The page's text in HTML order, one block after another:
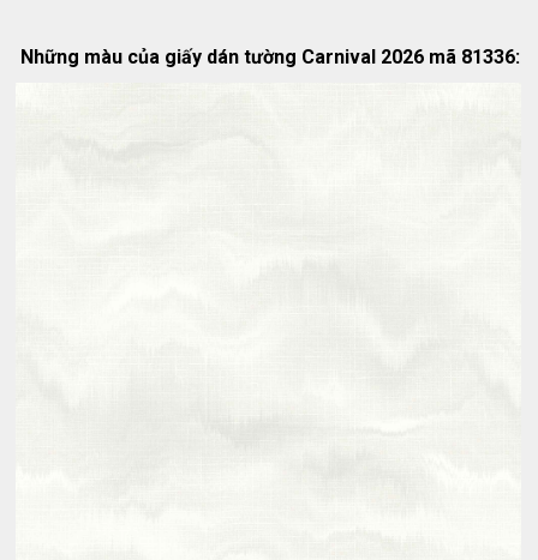
Những màu của giấy dán tường Carnival 2026 mã 81336: